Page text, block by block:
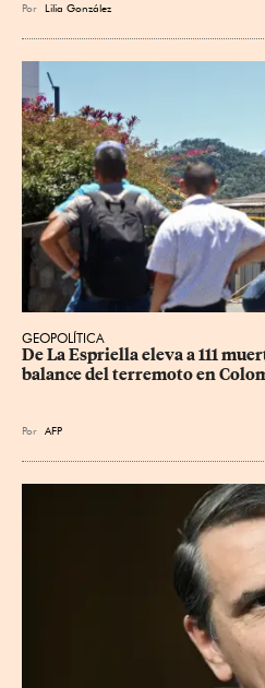
Por Lilia González
GEOPOLÍTICA
De La Espriella eleva a 111
balance del terremoto en
Por AFP